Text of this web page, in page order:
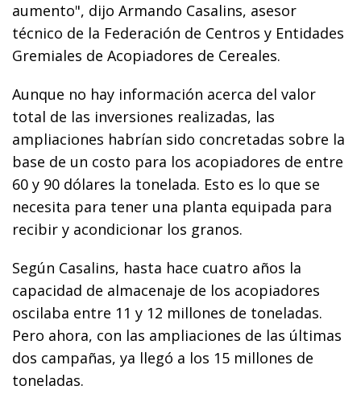
aumento", dijo Armando Casalins, asesor
técnico de la Federación de Centros y Entidades
Gremiales de Acopiadores de Cereales.
Aunque no hay información acerca del valor
total de las inversiones realizadas, las
ampliaciones habrían sido concretadas sobre la
base de un costo para los acopiadores de entre
60 y 90 dólares la tonelada. Esto es lo que se
necesita para tener una planta equipada para
recibir y acondicionar los granos.
Según Casalins, hasta hace cuatro años la
capacidad de almacenaje de los acopiadores
oscilaba entre 11 y 12 millones de toneladas.
Pero ahora, con las ampliaciones de las últimas
dos campañas, ya llegó a los 15 millones de
toneladas.